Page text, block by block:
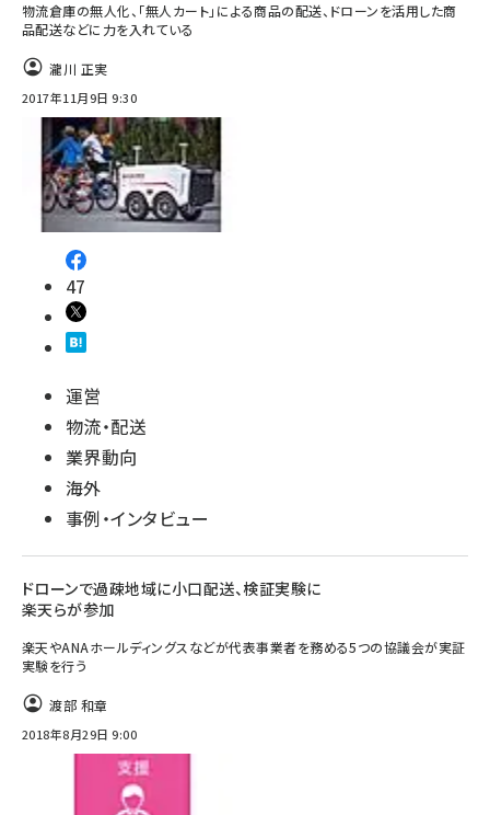
物流倉庫の無人化、「無人カート」による商品の配送、ドローンを活用した商
品配送などに力を入れている
瀧川 正実
2017年11月9日 9:30
47
運営
物流・配送
業界動向
海外
事例・インタビュー
ドローンで過疎地域に小口配送、検証実験に
楽天らが参加
楽天やANAホールディングスなどが代表事業者を務める5つの協議会が実証
実験を行う
渡部 和章
2018年8月29日 9:00